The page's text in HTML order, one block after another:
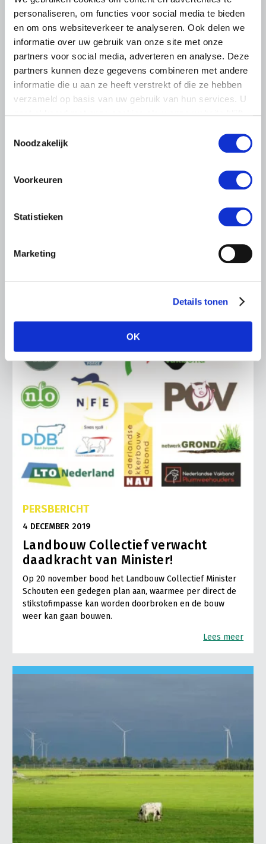
personaliseren, om functies voor social media te bieden
en om ons websiteverkeer te analyseren. Ook delen we
informatie over uw gebruik van onze site met onze
partners voor social media, adverteren en analyse. Deze
partners kunnen deze gegevens combineren met andere
informatie die u aan ze heeft verstrekt of die ze hebben
verzameld op basis van uw gebruik van hun services. U
Noodzakelijk
Voorkeuren
Statistieken
Marketing
Details tonen
OK
5 DECEMBER 2019
Rijk
Het kabinet en de provincies hebben op 4 december
stikstofimpasse. LTO Nederland legt de resultaten van de
PERSBERICHT
4 DECEMBER 2019
Landbouw Collectief verwacht
daadkracht van Minister!
Op 20 november bood het Landbouw Collectief Minister
Schouten een gedegen plan aan, waarmee per direct de
stikstofimpasse kan worden doorbroken en de bouw
weer kan gaan bouwen.
Lees meer